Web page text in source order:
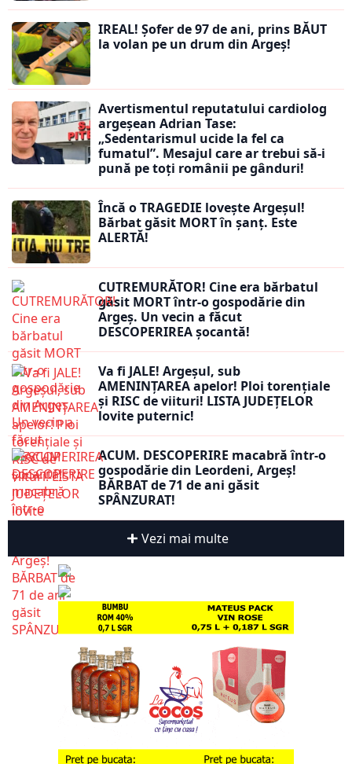
IREAL! Șofer de 97 de ani, prins BĂUT
la volan pe un drum din Argeș!
Avertismentul reputatului cardiolog
argeșean Adrian Tase:
„Sedentarismul ucide la fel ca
fumatul”. Mesajul care ar trebui să-i
pună pe toți românii pe gânduri!
Încă o TRAGEDIE lovește Argeșul!
Bărbat găsit MORT în șanț. Este
ALERTĂ!
CUTREMURĂTOR! Cine era bărbatul
găsit MORT într-o gospodărie din
Argeș. Un vecin a făcut
DESCOPERIREA șocantă!
Va fi JALE! Argeșul, sub
AMENINȚAREA apelor! Ploi torențiale
și RISC de viituri! LISTA JUDEȚELOR
lovite puternic!
ACUM. DESCOPERIRE macabră într-o
gospodărie din Leordeni, Argeș!
BĂRBAT de 71 de ani găsit
SPÂNZURAT!
Vezi mai multe